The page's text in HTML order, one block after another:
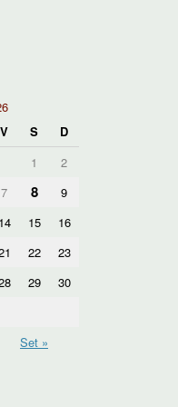
V S
D
1
2
7 8
9
14 15
16
22
23
29
30
Set »